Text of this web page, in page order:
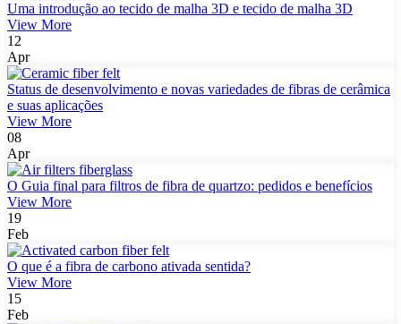
Uma introdução ao tecido de malha 3D e tecido de malha 3D
View More
12
Apr
Status de desenvolvimento e novas variedades de fibras de cerâmica
e suas aplicações
View More
08
Apr
O Guia final para filtros de fibra de quartzo: pedidos e benefícios
View More
19
Feb
O que é a fibra de carbono ativada sentida?
View More
15
Feb